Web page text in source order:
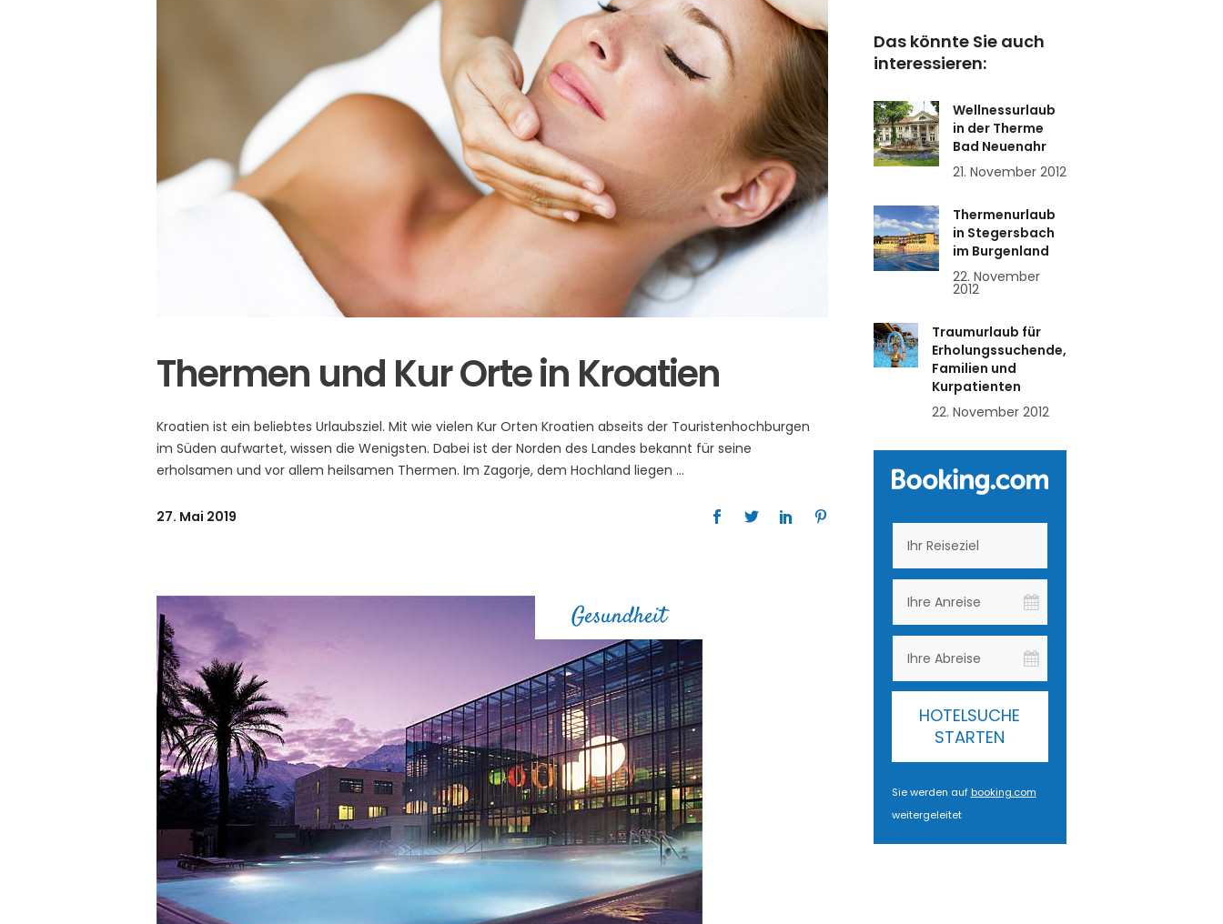
Thermen und Kur Orte in Kroatien
Kroatien ist ein beliebtes Urlaubsziel. Mit wie vielen Kur Orten Kroatien abseits der Touristenhochburgen
im Süden aufwartet, wissen die Wenigsten. Dabei ist der Norden des Landes bekannt für seine
erholsamen und vor allem heilsamen Thermen. Im Zagorje, dem Hochland liegen
27. Mai 2019
Gesundheit
Das könnte Sie auch
interessieren:
Wellnessurlaub
in der Therme
Bad Neuenahr
21. November 2012
Thermenurlaub
in Stegersbach
im Burgenland
22. November
2012
Traumurlaub für
Erholungssuchende,
Familien und
Kurpatienten
22. November 2012
HOTELSUCHE
STARTEN
Sie werden aufbooking.com
weitergeleitet